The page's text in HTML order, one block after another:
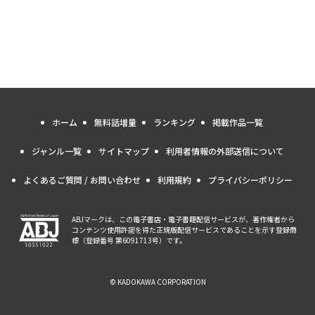
ホーム 無料話増量 ランキング 掲載作品一覧
ジャンル一覧 サイトマップ 利用者情報の外部送信について
よくあるご質問 / お問い合わせ 利用規約 プライバシーポリシー
ABJマークは、この電子書店・電子書籍配信サービスが、著作権者から
コンテンツ使用許諾を得た正規版配信サービスであることを示す登録商
標（登録番号 第6091713号）です。
© KADOKAWA CORPORATION